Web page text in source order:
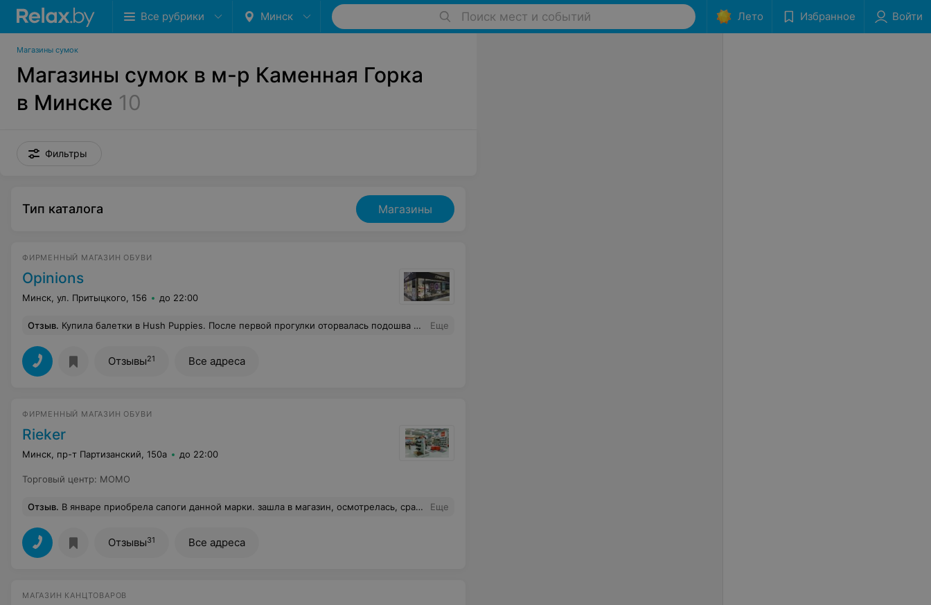
Все рубрики Минск Поиск мест и событий Лето Избранное Войти
Магазины сумок
Магазины сумок в м-р Каменная Горка
в Минске 10
Фильтры
Тип каталога Магазины
ФИРМЕННЫЙ МАГАЗИН ОБУВИ
Opinions
Минск, ул. Притыцкого, 156 до 22:00
Отзыв. Купила балетки в Hush Puppies. После первой прогулки оторвалась подошва на носке. Сами балетки дубовые. Обидно((( Еще
Отзывы21 Все адреса
ФИРМЕННЫЙ МАГАЗИН ОБУВИ
Rieker
Минск, пр-т Партизанский, 150а до 22:00
Торговый центр: МОМО
Отзыв. В январе приобрела сапоги данной марки. зашла в магазин, осмотрелась, сразу ничего не приглянулось. Но потом ко мне подошла консультант и предложила помочь. Я пояснила, мол нужны сапоги, которые не будут промокать - мне даже внешний вид был не важен, только бы ноги сухие были. Она сказала, что у них обувь качественная и ничего протекать не будет - можно смело выбирать. Ну я и выбрала, еще несколько раз переспросила точно ли не будут течь, потому как носить собираюсь сразу, а погода тогда была сырая, кругом лужи. Консультант заверила конечно не будут, мол их обуви сносу нет. И что я получила, не прошло и месяца как сапоги стали расклеиваться, начали отходить бортики...Просто ужас, больше к вам ни ногой, позорище... Еще
Отзывы31 Все адреса
МАГАЗИН КАНЦТОВАРОВ